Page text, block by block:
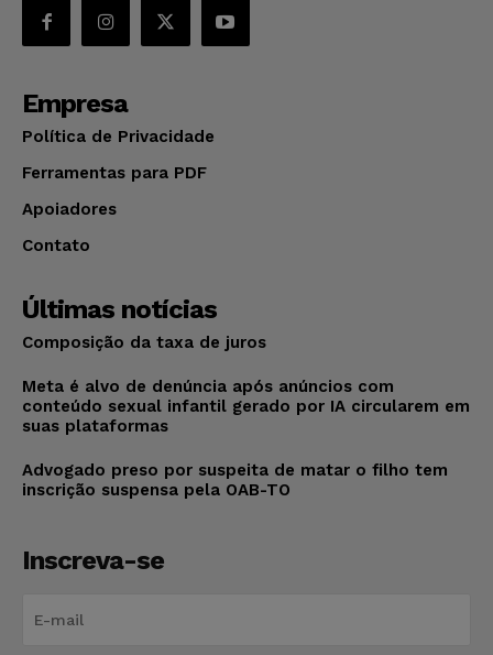
Empresa
Política de Privacidade
Ferramentas para PDF
Apoiadores
Contato
Últimas notícias
Composição da taxa de juros
Meta é alvo de denúncia após anúncios com
conteúdo sexual infantil gerado por IA circularem em
suas plataformas
Advogado preso por suspeita de matar o filho tem
inscrição suspensa pela OAB-TO
Inscreva-se